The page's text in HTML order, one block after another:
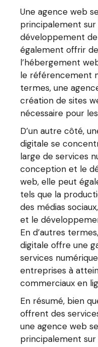
Une agence web
principalement
développement
également offrir
l’hébergement
le référencement
termes, une
création de sites
nécessaire pour
D’un autre côté,
digitale se
large de services
conception et le
web, elle peut
tels que la
des médias
et le
En d’autres
digitale offre une
services
entreprises à
commerciaux en
En résumé, bien
offrent des
une agence web
principalement